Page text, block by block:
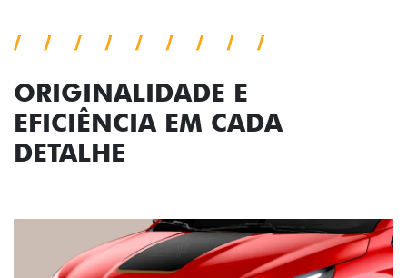
ORIGINALIDADE E
EFICIÊNCIA EM CADA
DETALHE